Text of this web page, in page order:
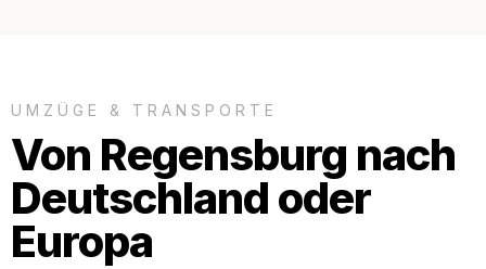
UMZÜGE & TRANSPORTE
Von Regensburg nach
Deutschland oder
Europa